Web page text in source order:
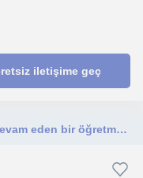
iletişime geç
Görsel sanatlar alanında eğitimime devam eden bir öğretmen adayıyım. Resim odaklı çalışmalar yürütüyor, sanatın bireylerin yaratıc